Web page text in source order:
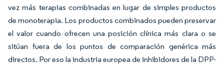
vez más terapias combinadas en lugar de simples productos
de monoterapia. Los productos combinados pueden preservar
el valor cuando ofrecen una posición clínica más clara o se
sitúan fuera de los puntos de comparación genérica más
directos. Por eso la industria europea de inhibidores de la DPP-